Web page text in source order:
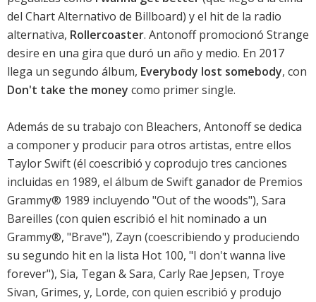
del Chart Alternativo de Billboard) y el hit de la radio
alternativa, Rollercoaster. Antonoff promocionó Strange
desire en una gira que duró un año y medio. En 2017
llega un segundo álbum, Everybody lost somebody, con
Don't take the money como primer single.
Además de su trabajo con Bleachers, Antonoff se dedica
a componer y producir para otros artistas, entre ellos
Taylor Swift (él coescribió y coprodujo tres canciones
incluidas en 1989, el álbum de Swift ganador de Premios
Grammy® 1989 incluyendo "Out of the woods"), Sara
Bareilles (con quien escribió el hit nominado a un
Grammy®, "Brave"), Zayn (coescribiendo y produciendo
su segundo hit en la lista Hot 100, "I don't wanna live
forever"), Sia, Tegan & Sara, Carly Rae Jepsen, Troye
Sivan, Grimes, y, Lorde, con quien escribió y produjo